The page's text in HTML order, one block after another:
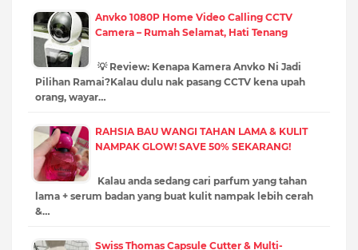
Anvko 1080P Home Video Calling CCTV
Camera – Rumah Selamat, Hati Tenang
💡 Review: Kenapa Kamera Anvko Ni Jadi
Pilihan Ramai?Kalau dulu nak pasang CCTV kena upah
orang, wayar…
RAHSIA BAU WANGI TAHAN LAMA & KULIT
NAMPAK GLOW! SAVE 50% SEKARANG!
Kalau anda sedang cari parfum yang tahan
lama + serum badan yang buat kulit nampak lebih cerah
&…
Swiss Thomas Capsule Cutter & Multi-